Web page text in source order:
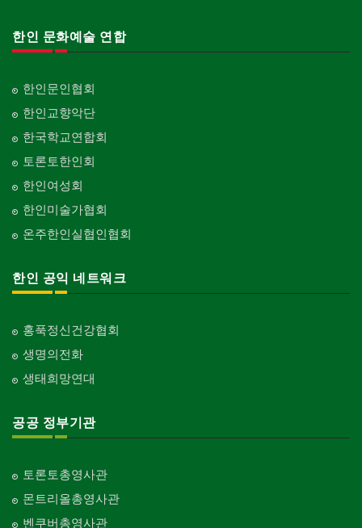
한인 문화예술 연합
한인문인협회
한인교향악단
한국학교연합회
토론토한인회
한인여성회
한인미술가협회
온주한인실협인협회
한인 공익 네트워크
홍푹정신건강협회
생명의전화
생태희망연대
공공 정부기관
토론토총영사관
몬트리올총영사관
벤쿠버총영사관